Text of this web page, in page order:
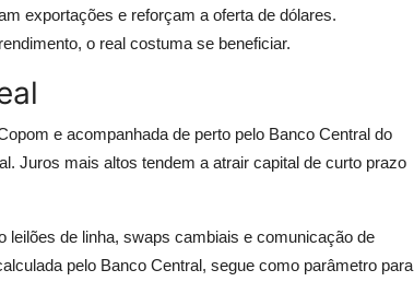
exportações e reforçam a oferta de dólares.
o real costuma se beneficiar.
e acompanhada de perto pelo Banco Central do
Juros mais altos tendem a atrair capital de curto prazo
de linha, swaps cambiais e comunicação de
pelo Banco Central, segue como parâmetro para